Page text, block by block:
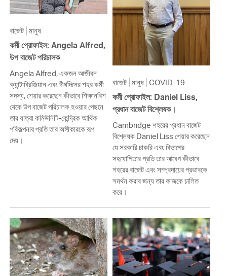
বাজেট মানুষ
কর্মী প্রোফাইল: Angela Alfred,
উপ বাজেট পরিচালক
Angela Alfred, একজন আজীবন
ক্যান্টাব্রিজিয়ান এবং দীর্ঘদিনের শহর কর্মী
সদস্য, শেয়ার করেছেন কীভাবে শিক্ষানবিশ
থেকে উপ বাজেট পরিচালক হওয়ার পেছনে
তার যাত্রা কমিউনিটি-কেন্দ্রিক আর্থিক
পরিকল্পনার প্রতি তার অঙ্গীকারকে রূপ
দেয়।
বাজেট মানুষ COVID-19
কর্মী প্রোফাইল: Daniel Liss,
প্রধান বাজেট বিশ্লেষক।
Cambridge শহরের প্রধান বাজেট
বিশ্লেষক Daniel Liss শেয়ার করেছেন
যে সরকারি চাকরি এবং বিভাগের
সহযোগিতার প্রতি তার আবেগ কীভাবে
শহরের বাজেট এবং সম্প্রদায়ের প্রভাবকে
সমর্থন করার জন্য তার কাজকে চালিত
করে।